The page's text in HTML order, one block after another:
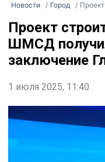
Новости Город Проект
Проект
ШМСД
заключение
1 июля 2025, 11:40